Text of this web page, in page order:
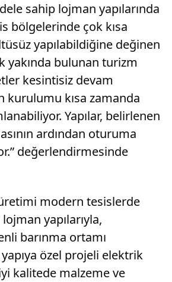
sahip lojman yapılarında
bölgelerinde çok kısa
yapılabildiğine değinen
yakında bulunan turizm
kesintisiz devam
kurulumu kısa zamanda
Yapılar, belirlenen
ardından oturuma
değerlendirmesinde
modern tesislerde
yapılarıyla,
barınma ortamı
yapıya özel projeli elektrik
kalitede malzeme ve